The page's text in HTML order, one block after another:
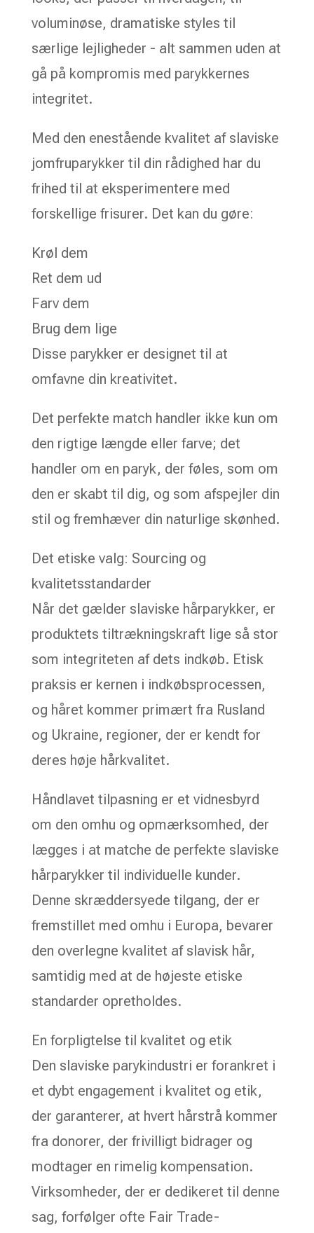
voluminøse, dramatiske styles til
særlige lejligheder - alt sammen uden at
gå på kompromis med parykkernes
integritet.
Med den enestående kvalitet af slaviske
jomfruparykker til din rådighed har du
frihed til at eksperimentere med
forskellige frisurer. Det kan du gøre:
Krøl dem
Ret dem ud
Farv dem
Brug dem lige
Disse parykker er designet til at
omfavne din kreativitet.
Det perfekte match handler ikke kun om
den rigtige længde eller farve; det
handler om en paryk, der føles, som om
den er skabt til dig, og som afspejler din
stil og fremhæver din naturlige skønhed.
Det etiske valg: Sourcing og
kvalitetsstandarder
Når det gælder slaviske hårparykker, er
produktets tiltrækningskraft lige så stor
som integriteten af dets indkøb. Etisk
praksis er kernen i indkøbsprocessen,
og håret kommer primært fra Rusland
og Ukraine, regioner, der er kendt for
deres høje hårkvalitet.
Håndlavet tilpasning er et vidnesbyrd
om den omhu og opmærksomhed, der
lægges i at matche de perfekte slaviske
hårparykker til individuelle kunder.
Denne skræddersyede tilgang, der er
fremstillet med omhu i Europa, bevarer
den overlegne kvalitet af slavisk hår,
samtidig med at de højeste etiske
standarder opretholdes.
En forpligtelse til kvalitet og etik
Den slaviske parykindustri er forankret i
et dybt engagement i kvalitet og etik,
der garanterer, at hvert hårstrå kommer
fra donorer, der frivilligt bidrager og
modtager en rimelig kompensation.
Virksomheder, der er dedikeret til denne
sag, forfølger ofte Fair Trade-